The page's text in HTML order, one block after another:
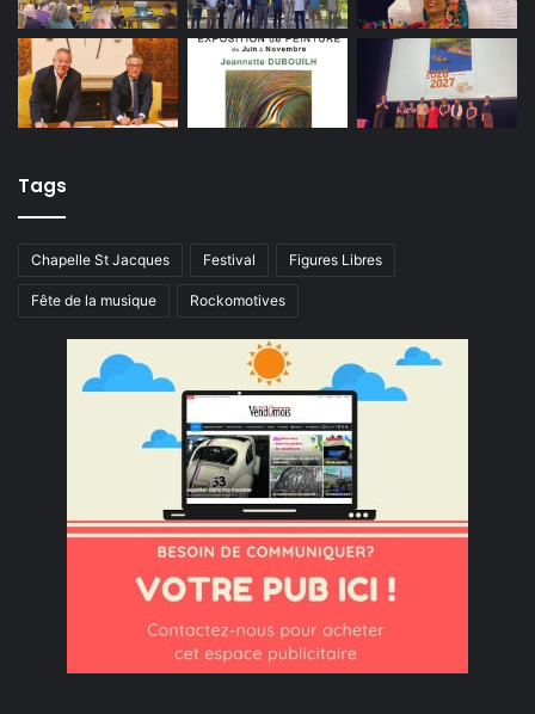
Tags
Chapelle St Jacques Festival Figures Libres
Fête de la musique Rockomotives